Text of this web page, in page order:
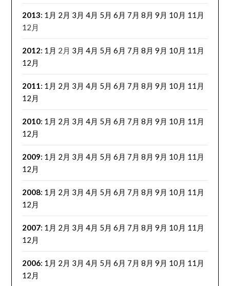
2013: 1月 2月 3月 4月 5月 6月 7月 8月 9月 10月 11月
12月
2012: 1月 2月 3月 4月 5月 6月 7月 8月 9月 10月 11月
12月
2011: 1月 2月 3月 4月 5月 6月 7月 8月 9月 10月 11月
12月
2010: 1月 2月 3月 4月 5月 6月 7月 8月 9月 10月 11月
12月
2009: 1月 2月 3月 4月 5月 6月 7月 8月 9月 10月 11月
12月
2008: 1月 2月 3月 4月 5月 6月 7月 8月 9月 10月 11月
12月
2007: 1月 2月 3月 4月 5月 6月 7月 8月 9月 10月 11月
12月
2006: 1月 2月 3月 4月 5月 6月 7月 8月 9月 10月 11月
12月